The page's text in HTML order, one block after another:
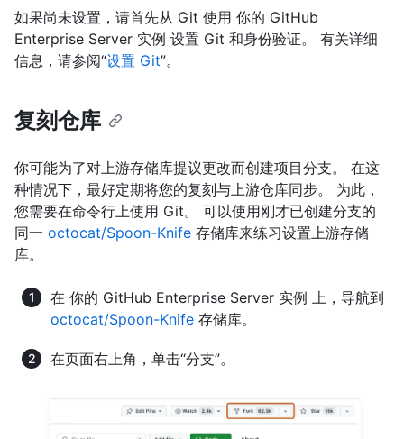
如果尚未设置，请首先从 Git 使用 你的 GitHub
Enterprise Server 实例 设置 Git 和身份验证。 有关详细
信息，请参阅“设置 Git”。
复刻仓库
你可能为了对上游存储库提议更改而创建项目分支。 在这
种情况下，最好定期将您的复刻与上游仓库同步。 为此，
您需要在命令行上使用 Git。 可以使用刚才已创建分支的
同一 octocat/Spoon-Knife 存储库来练习设置上游存储
库。
在 你的 GitHub Enterprise Server 实例 上，导航到
octocat/Spoon-Knife 存储库。
在页面右上角，单击“分支”。